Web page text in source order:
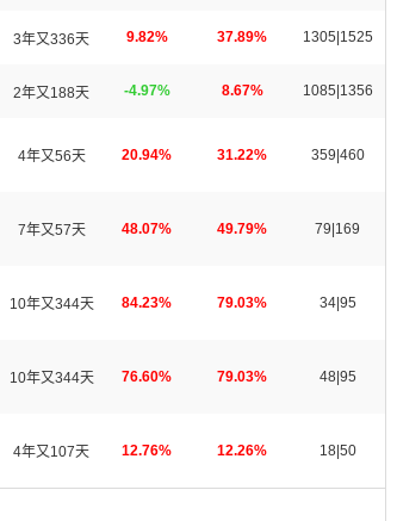
3年又336天 9.82% 37.89% 1305|1525
2年又188天 -4.97% 8.67% 1085|1356
4年又56天 20.94% 31.22% 359|460
7年又57天 48.07% 49.79% 79|169
10年又344天 84.23% 79.03% 34|95
10年又344天 76.60% 79.03% 48|95
4年又107天 12.76% 12.26% 18|50